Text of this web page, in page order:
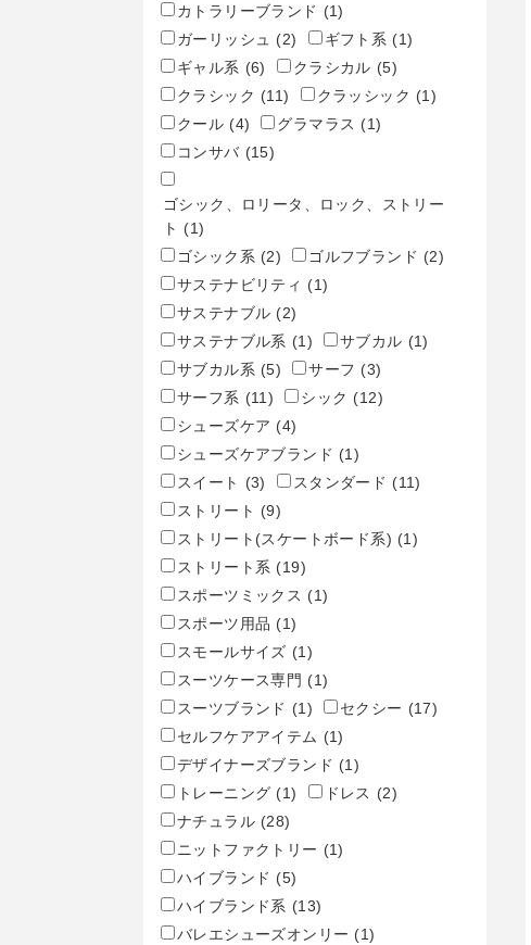
カトラリーブランド (1)
ガーリッシュ (2) ギフト系 (1)
ギャル系 (6) クラシカル (5)
クラシック (11) クラッシック (1)
クール (4) グラマラス (1)
コンサバ (15)
ゴシック、ロリータ、ロック、ストリー
ト (1)
ゴシック系 (2) ゴルフブランド (2)
サステナビリティ (1)
サステナブル (2)
サステナブル系 (1) サブカル (1)
サブカル系 (5) サーフ (3)
サーフ系 (11) シック (12)
シューズケア (4)
シューズケアブランド (1)
スイート
(3) スタンダード (11)
ストリート (9)
ストリート(スケートボード系) (1)
ストリート系 (19)
スポーツミックス (1)
スポーツ用品 (1)
スモールサイズ (1)
スーツケース専門 (1)
スーツブランド (1) セクシー (17)
セルフケアアイテム (1)
デザイナーズブランド (1)
トレーニング (1) ドレス (2)
ナチュラル (28)
ニットファクトリー (1)
ハイブランド (5)
ハイブランド系 (13)
バレエシューズオンリー (1)